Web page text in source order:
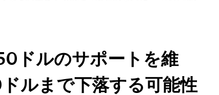
ドルのサポートを維
ルまで下落する可能性